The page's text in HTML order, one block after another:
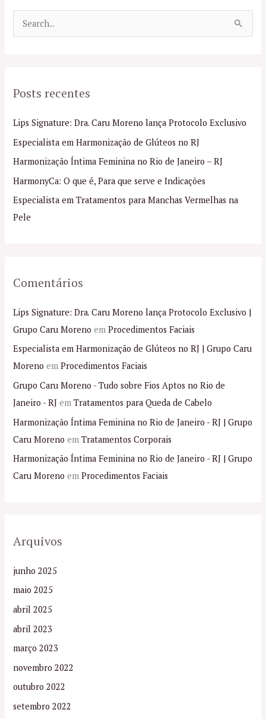
u
s
a
r
p
o
r
Posts recentes
Lips Signature: Dra. Caru Moreno lança Protocolo Exclusivo
Especialista em Harmonização de Glúteos no RJ
Harmonização Íntima Feminina no Rio de Janeiro – RJ
HarmonyCa: O que é, Para que serve e Indicações
Especialista em Tratamentos para Manchas Vermelhas na
Pele
Comentários
Lips Signature: Dra. Caru Moreno lança Protocolo Exclusivo |
Grupo Caru Moreno emProcedimentos Faciais
Especialista em Harmonização de Glúteos no RJ | Grupo Caru
Moreno emProcedimentos Faciais
Grupo Caru Moreno - Tudo sobre Fios Aptos no Rio de
Janeiro - RJ emTratamentos para Queda de Cabelo
Harmonização Íntima Feminina no Rio de Janeiro - RJ | Grupo
Caru Moreno emTratamentos Corporais
Harmonização Íntima Feminina no Rio de Janeiro - RJ | Grupo
Caru Moreno emProcedimentos Faciais
Arquivos
junho 2025
maio 2025
abril 2025
abril 2023
março 2023
novembro 2022
outubro 2022
setembro 2022